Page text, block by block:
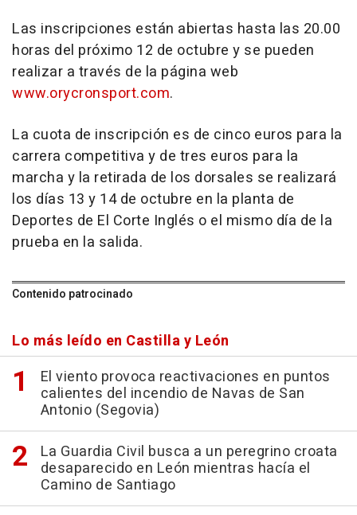
Las inscripciones están abiertas hasta las 20.00
horas del próximo 12 de octubre y se pueden
realizar a través de la página web
www.orycronsport.com.
La cuota de inscripción es de cinco euros para la
carrera competitiva y de tres euros para la
marcha y la retirada de los dorsales se realizará
los días 13 y 14 de octubre en la planta de
Deportes de El Corte Inglés o el mismo día de la
prueba en la salida.
Contenido patrocinado
Lo más leído en Castilla y León
El viento provoca reactivaciones en puntos
calientes del incendio de Navas de San
Antonio (Segovia)
La Guardia Civil busca a un peregrino croata
desaparecido en León mientras hacía el
Camino de Santiago